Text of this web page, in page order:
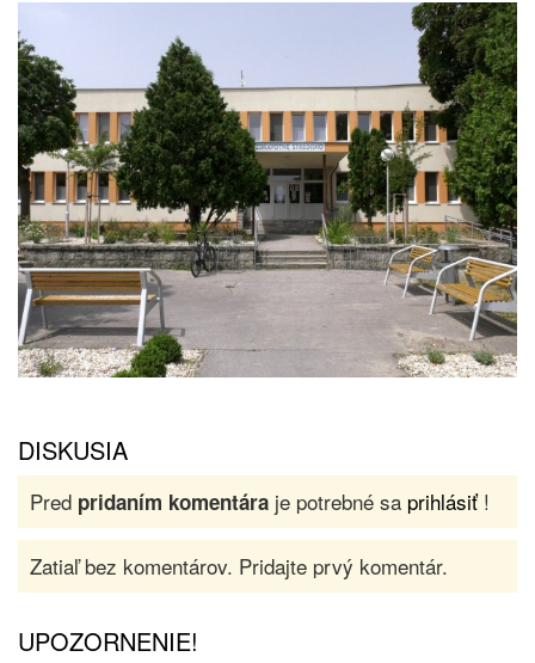
DISKUSIA
Pred pridaním komentára je potrebné sa prihlásiť!
Zatiaľ bez komentárov. Pridajte prvý komentár.
UPOZORNENIE!